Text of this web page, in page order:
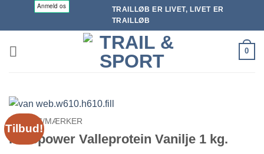
TRAILLØB ER LIVET, LIVET ER
TRAILLØB
0
Tilbud!
BRANDS/MÆRKER
Purepower Valleprotein Vanilje 1 kg.